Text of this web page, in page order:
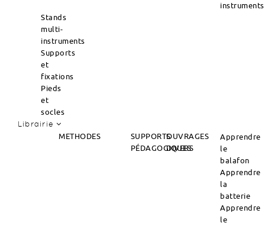
instruments
Stands
multi-
instruments
Supports
et
fixations
Pieds
et
socles
Librairie
METHODES
SUPPORTS
PÉDAGOGIQUES
OUVRAGES
DIVERS
Apprendre
le
balafon
Apprendre
la
batterie
Apprendre
le